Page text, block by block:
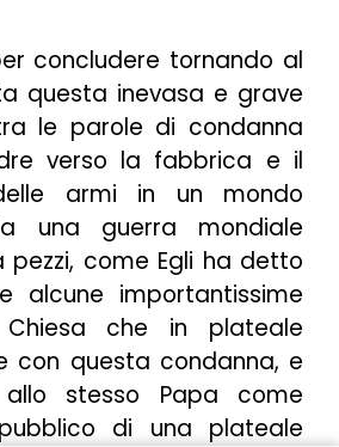
concludere tornando al
questa inevasa e grave
le parole di condanna
verso la fabbrica e il
armi in un mondo
una guerra mondiale
come Egli ha detto
alcune importantissime
che in plateale
con questa condanna, e
allo stesso Papa come
di una plateale